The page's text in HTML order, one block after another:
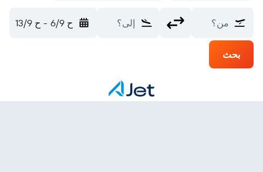
من؟ إلى؟ ح 6/9 - ح 13/9
بحث